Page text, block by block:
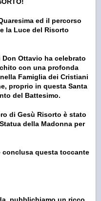
ed il percorso
la Luce del Risorto
Ottavio ha celebrato
con una profonda
Famiglia dei Cristiani
proprio in questa Santa
del Battesimo.
di Gesù Risorto è stato
della Madonna per
questa toccante
pubblichiamo un ricco